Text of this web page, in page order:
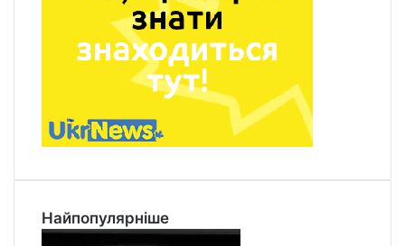
Найпопулярніше